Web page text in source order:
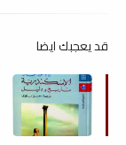
قد يعجبك ايضا